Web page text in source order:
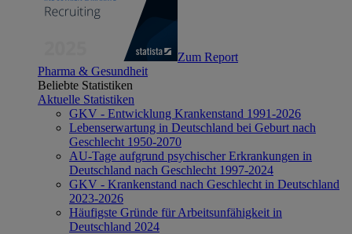
Zum Report
Pharma & Gesundheit
Beliebte Statistiken
Aktuelle Statistiken
GKV - Entwicklung Krankenstand 1991-2026
Lebenserwartung in Deutschland bei Geburt nach
Geschlecht 1950-2070
AU-Tage aufgrund psychischer Erkrankungen in
Deutschland nach Geschlecht 1997-2024
GKV - Krankenstand nach Geschlecht in Deutschland
2023-2026
Häufigste Gründe für Arbeitsunfähigkeit in
Deutschland 2024